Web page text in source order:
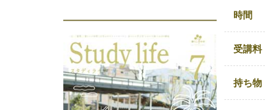
時間
受講料
持ち物